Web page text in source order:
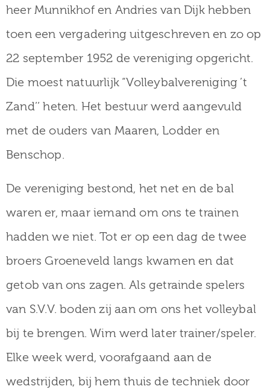
heer Munnikhof en Andries van Dijk hebben
toen een vergadering uitgeschreven en zo op
22 september 1952 de vereniging opgericht.
Die moest natuurlijk “Volleybalvereniging ’t
Zand’’ heten. Het bestuur werd aangevuld
met de ouders van Maaren, Lodder en
Benschop.
De vereniging bestond, het net en de bal
waren er, maar iemand om ons te trainen
hadden we niet. Tot er op een dag de twee
broers Groeneveld langs kwamen en dat
getob van ons zagen. Als getrainde spelers
van S.V.V. boden zij aan om ons het volleybal
bij te brengen. Wim werd later trainer/speler.
Elke week werd, voorafgaand aan de
wedstrijden, bij hem thuis de techniek door